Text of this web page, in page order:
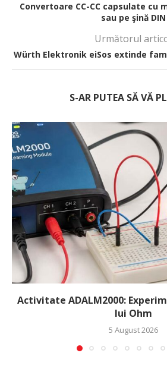
Convertoare CC-CC capsulate cu
sau pe şină DIN
Următorul
Würth Elektronik eiSos extinde
S-AR PUTEA SĂ VĂ
Activitate ADALM2000:
lui Ohm
5 August 2026